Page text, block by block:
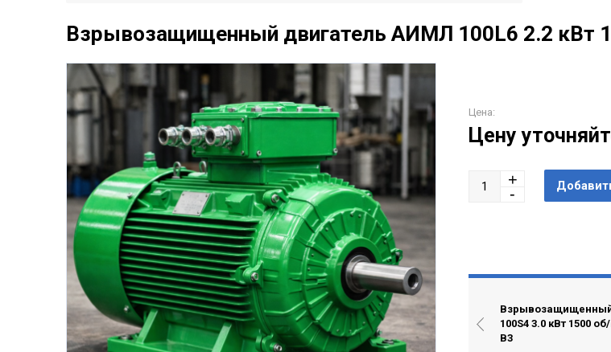
Взрывозащищенный двигатель АИМЛ 100L6 2.2 кВт
Цена:
Цену
100S4 3.0 кВт 1500
В3